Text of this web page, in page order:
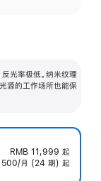
光率极低。纳米纹理
源的工作场所也能保
RMB 11,999 起
500/月 (24 期) 起